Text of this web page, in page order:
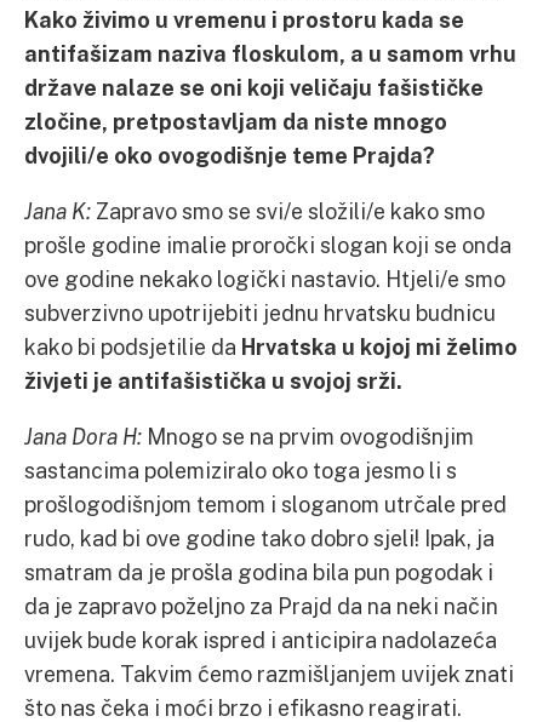
Kako živimo u vremenu i prostoru kada se
antifašizam naziva floskulom, a u samom vrhu
države nalaze se oni koji veličaju fašističke
zločine, pretpostavljam da niste mnogo
dvojili/e oko ovogodišnje teme Prajda?
Jana K: Zapravo smo se svi/e složili/e kako smo
prošle godine imalie proročki slogan koji se onda
ove godine nekako logički nastavio. Htjeli/e smo
subverzivno upotrijebiti jednu hrvatsku budnicu
kako bi podsjetilie da Hrvatska u kojoj mi želimo
živjeti je antifašistička u svojoj srži.
Jana Dora H: Mnogo se na prvim ovogodišnjim
sastancima polemiziralo oko toga jesmo li s
prošlogodišnjom temom i sloganom utrčale pred
rudo, kad bi ove godine tako dobro sjeli! Ipak, ja
smatram da je prošla godina bila pun pogodak i
da je zapravo poželjno za Prajd da na neki način
uvijek bude korak ispred i anticipira nadolazeća
vremena. Takvim ćemo razmišljanjem uvijek znati
što nas čeka i moći brzo i efikasno reagirati.